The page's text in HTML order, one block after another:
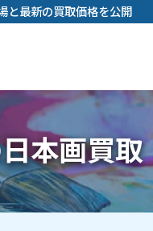
と最新の買取価格を公開
本画買取